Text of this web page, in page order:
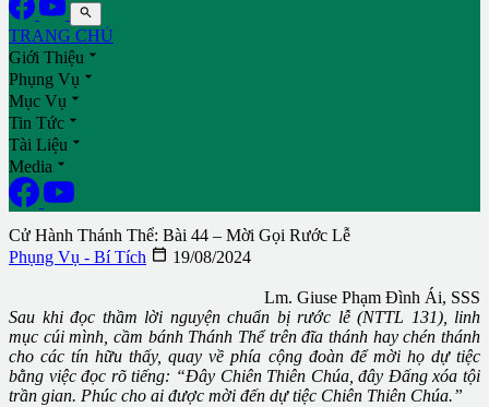

TRANG CHỦ
Giới Thiệu 
Phụng Vụ 
Mục Vụ 
Tin Tức 
Tài Liệu 
Media 
Cử Hành Thánh Thể: Bài 44 – Mời Gọi Rước Lễ
Phụng Vụ - Bí Tích  19/08/2024
Lm. Giuse Phạm Đình Ái, SSS
Sau khi đọc thầm lời nguyện chuẩn bị rước lễ (NTTL 131), linh
mục cúi mình, cầm bánh Thánh Thể trên đĩa thánh hay chén thánh
cho các tín hữu thấy, quay về phía cộng đoàn để mời họ dự tiệc
bằng việc đọc rõ tiếng: “Đây Chiên Thiên Chúa, đây Đấng xóa tội
trần gian. Phúc cho ai được mời đến dự tiệc Chiên Thiên Chúa.”